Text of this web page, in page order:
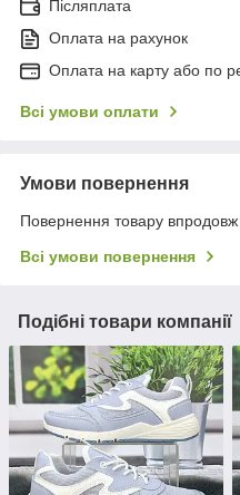
Післяплата
Оплата на рахунок
Оплата на карту або по
Всі умови оплати
Умови повернення
Повернення товару впродовж
Всі умови повернення
Подібні товари компанії